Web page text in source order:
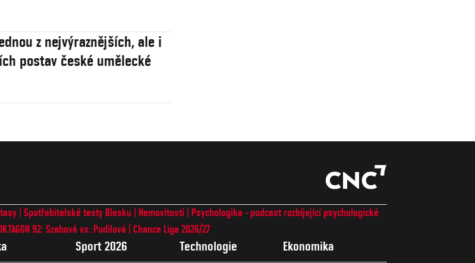
z nejvýraznějších, ale i
postav české umělecké
Spotřebitelské testy Blesku Nemovitosti
Psychologika - podcast rozbíjející psychologické
92: Szabová vs. Pudilová Chance Liga 2026/27
Sport 2026 Technologie Ekonomika